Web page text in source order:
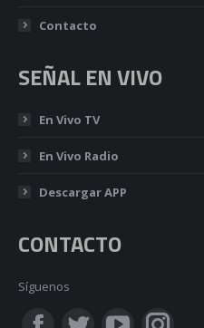
Contacto
SEÑAL EN VIVO
En Vivo TV
En Vivo Radio
Descargar APP
CONTACTO
Síguenos
Encuéntranos en: